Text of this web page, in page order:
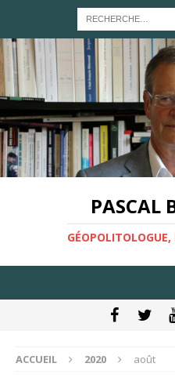
PASCAL
GÉOPOLITOLOGUE,
ACCUEIL 2020 août